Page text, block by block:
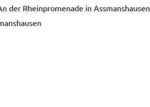
der Rheinpromenade in Assmanshausen